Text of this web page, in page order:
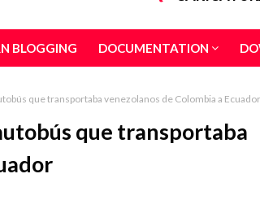
BLOGGING DOCUMENTATION
que transportaba venezolanos de Colombia a Ecuador
que transportaba